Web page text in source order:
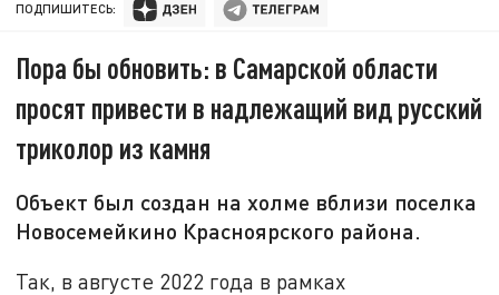
ПОДПИШИТЕСЬ:
Пора бы обновить: в Самарской области
просят привести в надлежащий вид русский
триколор из камня
Объект был создан на холме вблизи поселка
Новосемейкино Красноярского района.
Так, в августе 2022 года в рамках